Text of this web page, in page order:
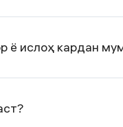
ё ислоҳ кардан